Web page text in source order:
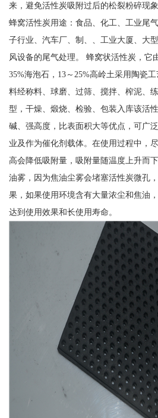
来，避免活性炭吸附过后的松裂粉碎现
蜂窝活性炭用途：食品、化工、工业尾
子行业、汽车厂、制、、工业大厦、大
风设备的尾气处理。 蜂窝状活性炭，它
35%海泡石，13～25%高岭土采用陶瓷
料经称料、球磨、过筛、搅拌、榨泥、
型，干燥、煅烧、检验、包装入库该活
碱、强高度，比表面积大等优点，可广
业及作为催化剂载体。在使用过程中，
高会降低吸附量，吸附量随温度上升而
油雾，因为焦油尘雾会堵塞活性炭微孔
果，如果使用环境含有大量浓尘和焦油
达到使用效果和长使用寿命。